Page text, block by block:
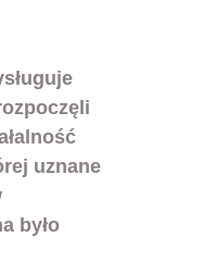
uznane
było